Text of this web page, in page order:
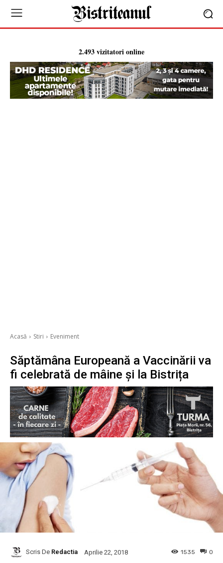
2.493 vizitatori online
Acasă Stiri Eveniment
Săptămâna Europeană a Vaccinării va
fi celebrată de mâine și la Bistrița
Scris De Redactia Aprilie 22, 2018 0
1535